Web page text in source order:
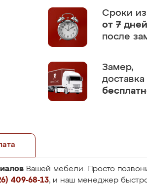
Сроки
от 7 дней
после
Замер,
Вашей мебели. Просто
409-68-13, и наш менеджер